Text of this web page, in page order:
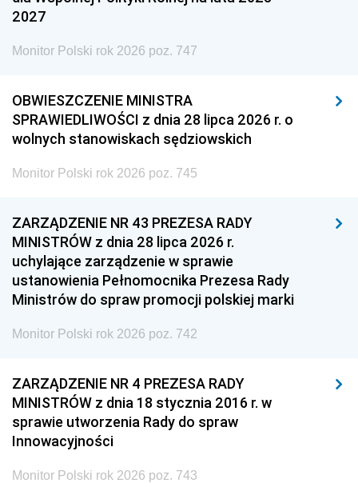
2027
Monitor Polski rok 2026 poz. 747
OBWIESZCZENIE MINISTRA
SPRAWIEDLIWOŚCI z dnia 28 lipca 2026 r. o
wolnych stanowiskach sędziowskich
Monitor Polski rok 2026 poz. 745
ZARZĄDZENIE NR 43 PREZESA RADY
MINISTRÓW z dnia 28 lipca 2026 r.
uchylające zarządzenie w sprawie
ustanowienia Pełnomocnika Prezesa Rady
Ministrów do spraw promocji polskiej marki
Monitor Polski rok 2026 poz. 742
ZARZĄDZENIE NR 4 PREZESA RADY
MINISTRÓW z dnia 18 stycznia 2016 r. w
sprawie utworzenia Rady do spraw
Innowacyjności
Monitor Polski rok 2026 poz. 743